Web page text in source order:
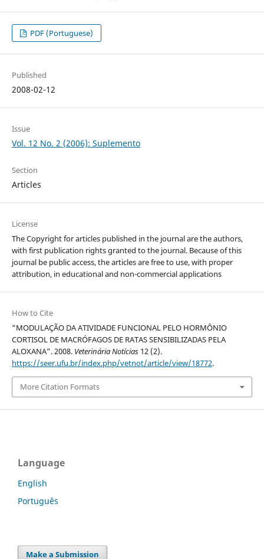
PDF (Portuguese)
Published
2008-02-12
Issue
Vol. 12 No. 2 (2006): Suplemento
Section
Articles
License
The Copyright for articles published in the journal are the authors,
with first publication rights granted to the journal. Because of this
journal be public access, the articles are free to use, with proper
attribution, in educational and non-commercial applications
How to Cite
“MODULAÇÃO DA ATIVIDADE FUNCIONAL PELO HORMÔNIO
CORTISOL DE MACRÓFAGOS DE RATAS SENSIBILIZADAS PELA
ALOXANA”. 2008. Veterinária Notícias12 (2).
https://seer.ufu.br/index.php/vetnot/article/view/18772.
More Citation Formats
Language
English
Português
Make a Submission